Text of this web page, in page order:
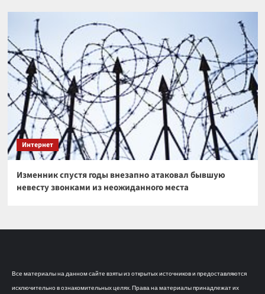
Интернет
Изменник спустя годы внезапно атаковал бывшую
невесту звонками из неожиданного места
Все материалы на данном сайте взяты из открытых источников и предоставляются
исключительно в ознакомительных целях. Права на материалы принадлежат их